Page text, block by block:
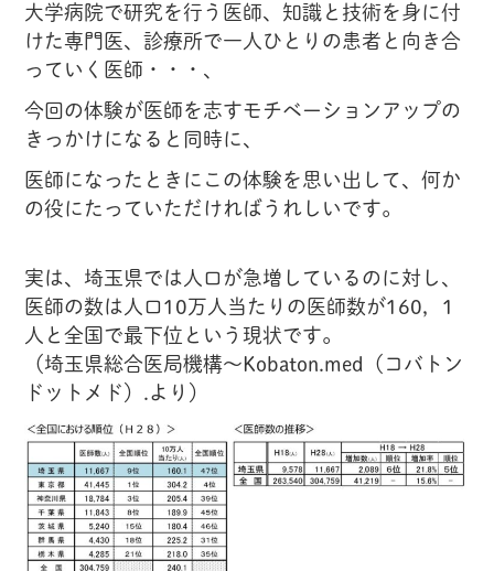
大学病院で研究を行う医師、知識と技術を身に付
けた専門医、診療所で一人ひとりの患者と向き合
っていく医師・・・、
今回の体験が医師を志すモチベーションアップの
きっかけになると同時に、
医師になったときにこの体験を思い出して、何か
の役にたっていただければうれしいです。
実は、埼玉県では人口が急増しているのに対し、
医師の数は人口10万人当たりの医師数が160，1
人と全国で最下位という現状です。
（埼玉県総合医局機構～Kobaton.med（コバトン
ドットメド）.より）